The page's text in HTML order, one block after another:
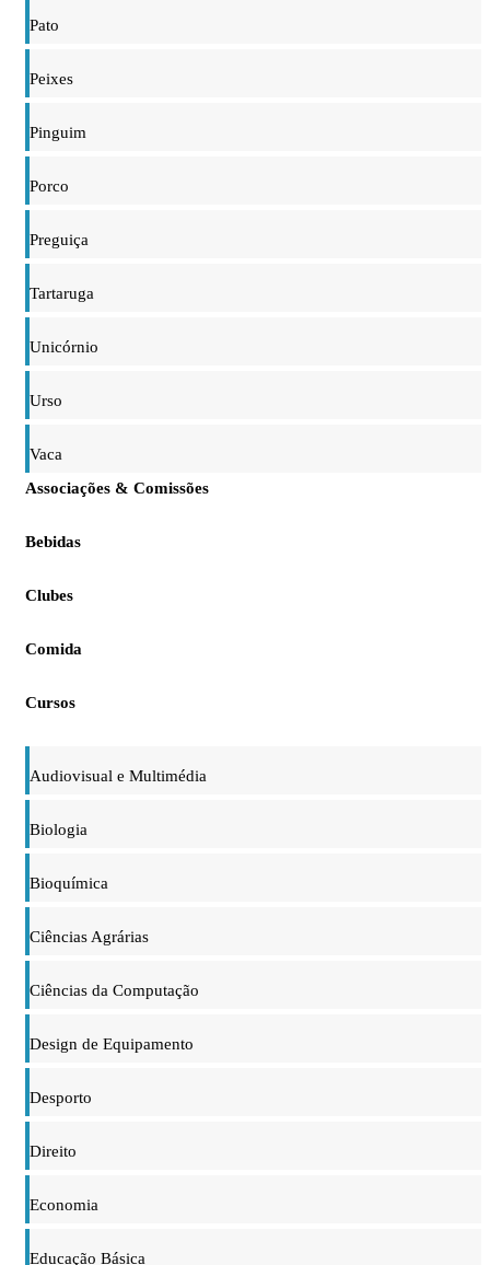
Pato
Peixes
Pinguim
Porco
Preguiça
Tartaruga
Unicórnio
Urso
Vaca
Associações & Comissões
Bebidas
Clubes
Comida
Cursos
Audiovisual e Multimédia
Biologia
Bioquímica
Ciências Agrárias
Ciências da Computação
Design de Equipamento
Desporto
Direito
Economia
Educação Básica